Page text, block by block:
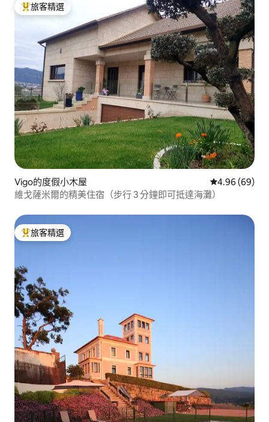
旅客精選榜首
旅客精選
Vigo的度假小木屋 從 69 則評價
4.96 (69)
維戈薩米爾的精美住宿（步行 3 分鐘即可抵達海灘）
旅客精選榜首
旅客精選